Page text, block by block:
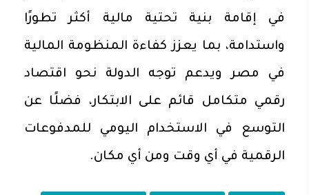
في إقامة بنية تحتية مالية أكثر تطورًا
واستدامة، بما يعزز كفاءة المنظومة المالية
في مصر ويدعم توجه الدولة نحو اقتصاد
رقمي متكامل قائم على الابتكار، فضلًا عن
التوسع في الاستخدام اليومي للمدفوعات
الرقمية في أي وقت ومن أي مكان.